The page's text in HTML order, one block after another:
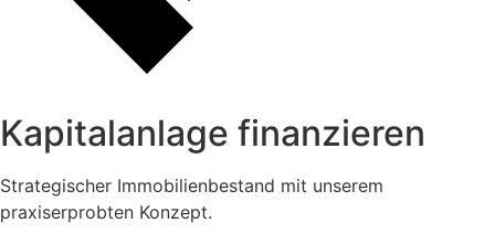
Kapitalanlage finanzieren
Strategischer Immobilienbestand mit unserem
praxiserprobten Konzept.